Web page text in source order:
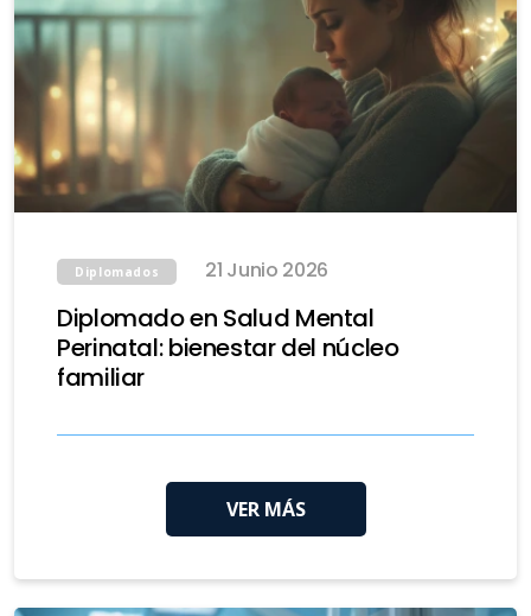
Diplomados 21 Junio 2026
Diplomado en Salud Mental
Perinatal: bienestar del núcleo
familiar
VER MÁS